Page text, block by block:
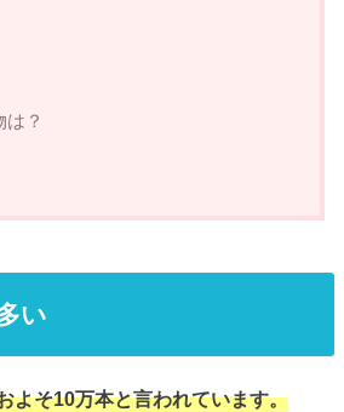
？
い
よそ10万本と言われています。